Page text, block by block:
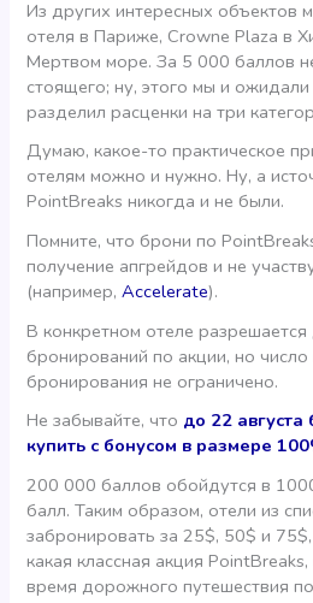
Из других интересных объектов
отеля в Париже, Crowne Plaza в
Мертвом море. За 5 000 баллов
стоящего; ну, этого мы и ожидали
разделил расценки на три
Думаю, какое-то практическое
отелям можно и нужно. Ну, а
PointBreaks никогда и не были.
Помните, что брони по
получение апгрейдов и не
(например,Accelerate).
В конкретном отеле
бронирований по акции, но
бронирования не ограничено.
Не забывайте, что до 22
купить с бонусом в размере
200 000 баллов обойдутся в
балл. Таким образом, отели из
забронировать за 25$, 50$ и
какая классная акция
время дорожного путешествия